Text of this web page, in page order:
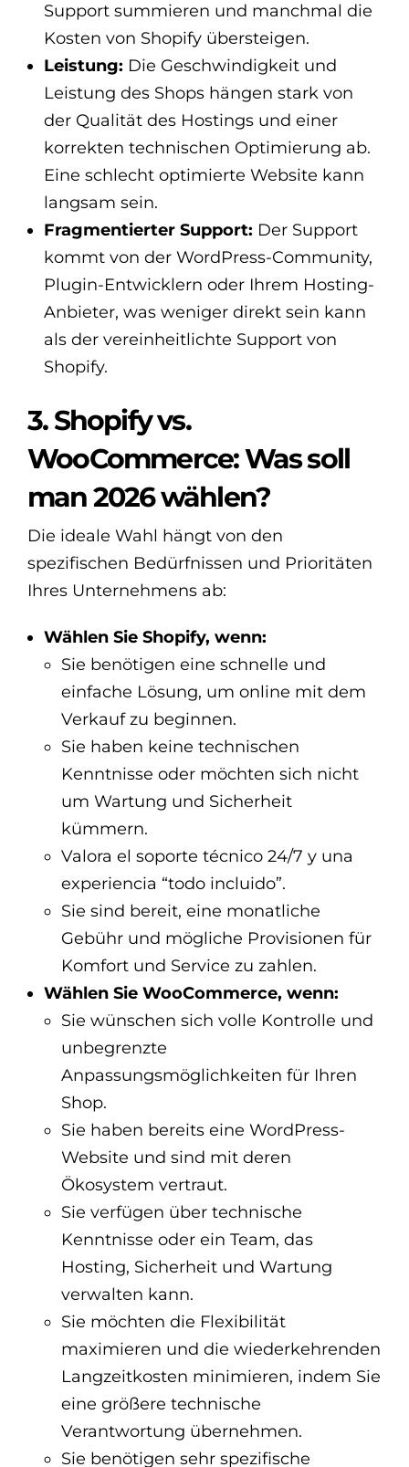
Support summieren und manchmal die
Kosten von Shopify übersteigen.
Leistung: Die Geschwindigkeit und
Leistung des Shops hängen stark von
der Qualität des Hostings und einer
korrekten technischen Optimierung ab.
Eine schlecht optimierte Website kann
langsam sein.
Fragmentierter Support: Der Support
kommt von der WordPress-Community,
Plugin-Entwicklern oder Ihrem Hosting-
Anbieter, was weniger direkt sein kann
als der vereinheitlichte Support von
Shopify.
3. Shopify vs.
WooCommerce: Was soll
man 2026 wählen?
Die ideale Wahl hängt von den
spezifischen Bedürfnissen und Prioritäten
Ihres Unternehmens ab:
Wählen Sie Shopify, wenn:
Sie benötigen eine schnelle und
einfache Lösung, um online mit dem
Verkauf zu beginnen.
Sie haben keine technischen
Kenntnisse oder möchten sich nicht
um Wartung und Sicherheit
kümmern.
Valora el soporte técnico 24/7 y una
experiencia “todo incluido”.
Sie sind bereit, eine monatliche
Gebühr und mögliche Provisionen für
Komfort und Service zu zahlen.
Wählen Sie WooCommerce, wenn:
Sie wünschen sich volle Kontrolle und
unbegrenzte
Anpassungsmöglichkeiten für Ihren
Shop.
Sie haben bereits eine WordPress-
Website und sind mit deren
Ökosystem vertraut.
Sie verfügen über technische
Kenntnisse oder ein Team, das
Hosting, Sicherheit und Wartung
verwalten kann.
Sie möchten die Flexibilität
maximieren und die wiederkehrenden
Langzeitkosten minimieren, indem Sie
eine größere technische
Verantwortung übernehmen.
Sie benötigen sehr spezifische